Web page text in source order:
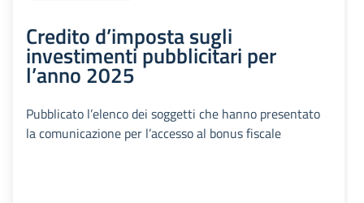
Credito d’imposta sugli
investimenti pubblicitari per
l’anno 2025
Pubblicato l’elenco dei soggetti che hanno presentato
la comunicazione per l’accesso al bonus fiscale